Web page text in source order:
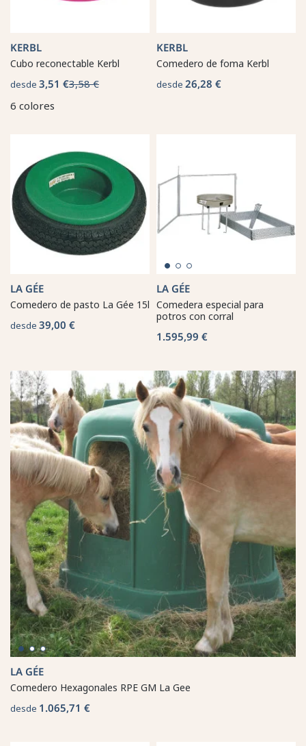
KERBL
Cubo reconectable Kerbl
desde 3,51 €3,58 €
6 colores
KERBL
Comedero de foma Kerbl
desde 26,28 €
LA GÉE
Comedero de pasto La Gée 15l
desde 39,00 €
LA GÉE
Comedera especial para
potros con corral
1.595,99 €
LA GÉE
Comedero Hexagonales RPE GM La Gee
desde 1.065,71 €